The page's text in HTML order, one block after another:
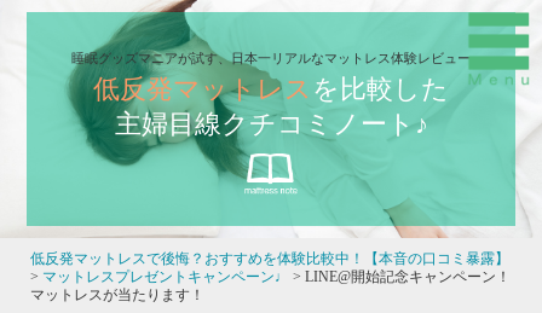
睡眠グッズマニアが試す、日本一リアルなマットレス体験レビュー
低反発マットレス を比較した
主婦目線クチコミノート♪
低反発マットレスで後悔？おすすめを体験比較中！【本音の口コミ暴露】
> マットレスプレゼントキャンペーン♩ > LINE@開始記念キャンペーン！
マットレスが当たります！